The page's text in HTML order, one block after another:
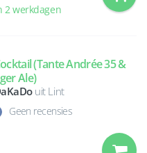
2 werkdagen
(Tante Andrée 35 &
Ale)
uit Lint
Geen recensies